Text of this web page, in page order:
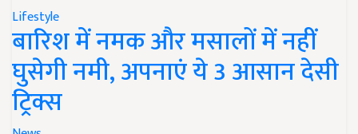
Lifestyle
बारिश में नमक और मसालों में नहीं
घुसेगी नमी, अपनाएं ये 3 आसान देसी
ट्रिक्स